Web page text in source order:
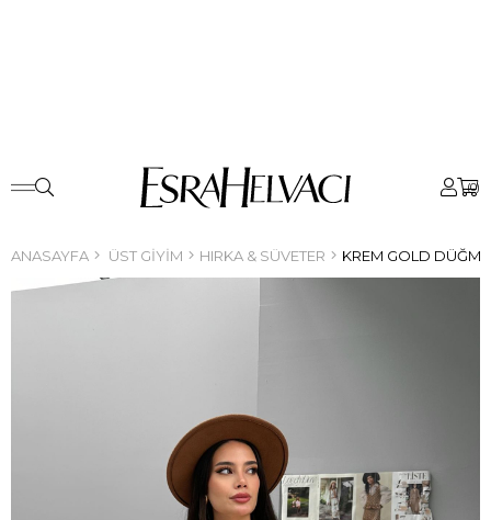
0
ANASAYFA ÜST GIYIM HIRKA & SÜVETER KREM GOLD